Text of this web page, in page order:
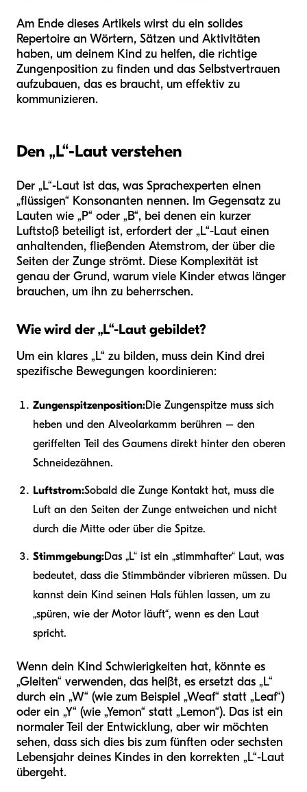
Am Ende dieses Artikels wirst du ein solides
Repertoire an Wörtern, Sätzen und Aktivitäten
haben, um deinem Kind zu helfen, die richtige
Zungenposition zu finden und das Selbstvertrauen
aufzubauen, das es braucht, um effektiv zu
kommunizieren.
Den „L“-Laut verstehen
Der „L“-Laut ist das, was Sprachexperten einen
„flüssigen“ Konsonanten nennen. Im Gegensatz zu
Lauten wie „P“ oder „B“, bei denen ein kurzer
Luftstoß beteiligt ist, erfordert der „L“-Laut einen
anhaltenden, fließenden Atemstrom, der über die
Seiten der Zunge strömt. Diese Komplexität ist
genau der Grund, warum viele Kinder etwas länger
brauchen, um ihn zu beherrschen.
Wie wird der „L“-Laut gebildet?
Um ein klares „L“ zu bilden, muss dein Kind drei
spezifische Bewegungen koordinieren:
Zungenspitzenposition:Die Zungenspitze muss sich
heben und den Alveolarkamm berühren – den
geriffelten Teil des Gaumens direkt hinter den oberen
Schneidezähnen.
Luftstrom:Sobald die Zunge Kontakt hat, muss die
Luft an den Seiten der Zunge entweichen und nicht
durch die Mitte oder über die Spitze.
Stimmgebung:Das „L“ ist ein „stimmhafter“ Laut, was
bedeutet, dass die Stimmbänder vibrieren müssen. Du
kannst dein Kind seinen Hals fühlen lassen, um zu
„spüren, wie der Motor läuft“, wenn es den Laut
spricht.
Wenn dein Kind Schwierigkeiten hat, könnte es
„Gleiten“ verwenden, das heißt, es ersetzt das „L“
durch ein „W“ (wie zum Beispiel „Weaf“ statt „Leaf“)
oder ein „Y“ (wie „Yemon“ statt „Lemon“). Das ist ein
normaler Teil der Entwicklung, aber wir möchten
sehen, dass sich dies bis zum fünften oder sechsten
Lebensjahr deines Kindes in den korrekten „L“-Laut
übergeht.